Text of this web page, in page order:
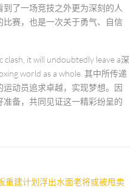
了一场竞技之外更为深刻的人
赛，也是一次关于勇气、自信
it will undoubtedly leave a深
world as a whole. 其中所传递
动员追求卓越，实现梦想。因
备，共同见证这一精彩纷呈的
重建计划浮出水面老将或被甩卖